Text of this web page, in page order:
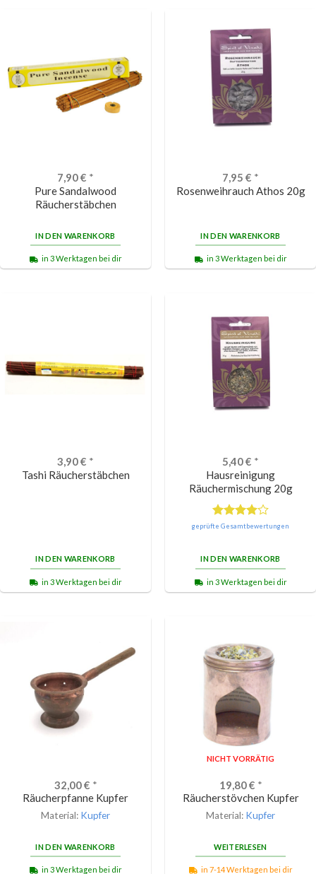
7,90€ *
Pure Sandalwood
Räucherstäbchen
IN DEN WARENKORB
in 3 Werktagen bei dir
7,95 € *
Rosenweihrauch Athos 20g
IN DEN WARENKORB
in 3 Werktagen bei dir
3,90€ *
Tashi Räucherstäbchen
IN DEN WARENKORB
in 3 Werktagen bei dir
5,40€ *
Hausreinigung
Räuchermischung 20g
Bewertet
geprüfte Gesamtbewertungen
IN DEN WARENKORB
in 3 Werktagen bei dir
32,00€ *
Räucherpfanne Kupfer
Material: Kupfer
IN DEN WARENKORB
in 3 Werktagen bei dir
NICHT VORRÄTIG
19,80€ *
Räucherstövchen Kupfer
Material: Kupfer
WEITERLESEN
in 7-14 Werktagen bei dir